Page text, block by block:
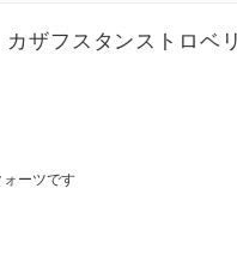
ザフスタンストロベ
ーツです